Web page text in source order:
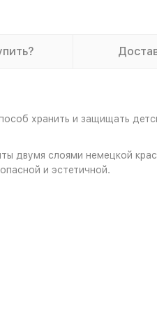
хранить и защищать
двумя слоями немецкой
и эстетичной.